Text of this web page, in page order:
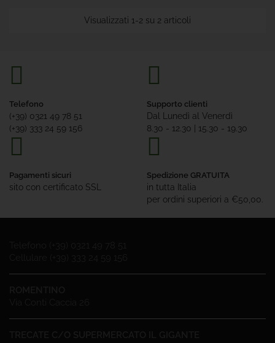
Visualizzati 1-2 su 2 articoli
Telefono
(+39) 0321 49 78 51
(+39) 333 24 59 156
Supporto clienti
Dal Lunedì al Venerdì
8.30 - 12.30 | 15.30 - 19.30
Pagamenti sicuri
sito con certificato SSL
Spedizione GRATUITA
in tutta Italia
per ordini superiori a €50,00.